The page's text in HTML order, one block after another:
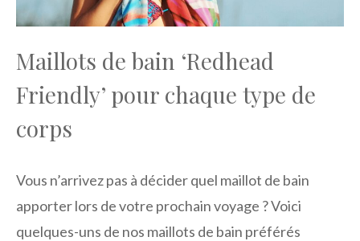
Maillots de bain ‘Redhead
Friendly’ pour chaque type de
corps
Vous n’arrivez pas à décider quel maillot de bain
apporter lors de votre prochain voyage ? Voici
quelques-uns de nos maillots de bain préférés